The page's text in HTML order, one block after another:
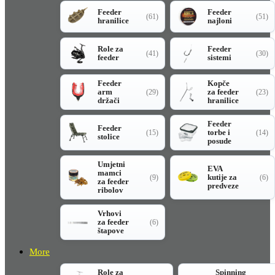
Feeder
hranilice
(61)
Feeder
najloni
(51)
Role za
feeder
(41)
Feeder
sistemi
(30)
Feeder
arm
držači
(29)
Kopče
za feeder
hranilice
(23)
Feeder
stolice
(15)
Feeder
torbe i
posude
(14)
Umjetni
mamci
za feeder
ribolov
(9)
EVA
kutije za
predveze
(6)
Vrhovi
za feeder
štapove
(6)
More
Role za
Spinning